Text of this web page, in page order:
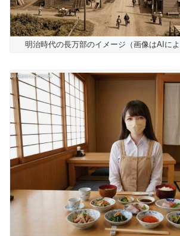
明治時代の長万部のイメージ（画像はAIによ